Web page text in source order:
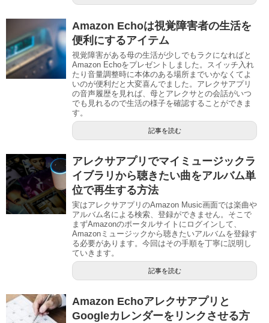
Amazon Echoは視覚障害者の生活を
便利にするアイテム
視覚障害がある母の生活が少しでもラクになればと
Amazon Echoをプレゼントしました。スイッチ入れ
たり音量調整時に本体のある場所までいかなくてよ
いのが便利だと大変喜んでました。アレクサアプリ
の音声履歴を見れば、母とアレクサとの会話がいつ
でも見れるので生活の様子を確認することができま
す。
記事を読む
アレクサアプリでマイミュージックラ
イブラリから聴きたい曲をアルバム単
位で再生する方法
実はアレクサアプリのAmazon Music画面では楽曲や
アルバム名による検索、登録ができません。そこで
まずAmazonのポータルサイトにログインして、
Amazonミュージックから聴きたいアルバムを登録す
る必要があります。今回はその手順を丁寧に説明し
ていきます。
記事を読む
Amazon Echoアレクサアプリと
Googleカレンダーをリンクさせる方